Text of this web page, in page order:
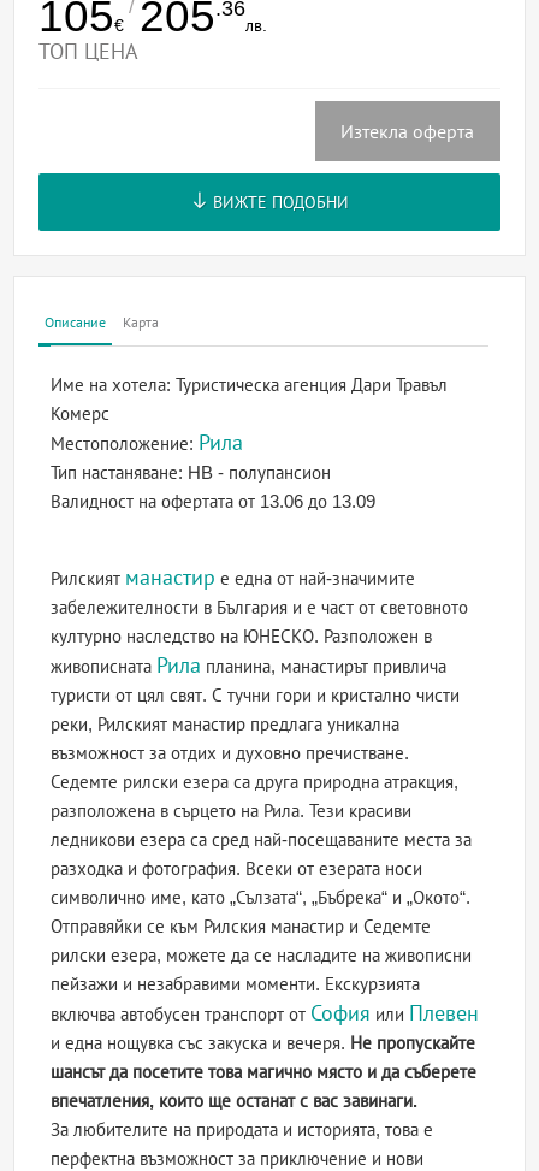
105€
/ 205.36
лв.
ТОП ЦЕНА
Изтекла оферта
ВИЖТЕ ПОДОБНИ
Описание Карта
Име на хотела:Туристическа агенция Дари Травъл
Комерс
Местоположение: Рила
Тип настаняване: HB - полупансион
Валидност на офертатаот 13.06 до 13.09
Рилският манастир е една от най-значимите
забележителности в България и е част от световното
културно наследство на ЮНЕСКО. Разположен в
живописната Рила планина, манастирът привлича
туристи от цял свят. С тучни гори и кристално чисти
реки, Рилският манастир предлага уникална
възможност за отдих и духовно пречистване.
Седемте рилски езера са друга природна атракция,
разположена в сърцето на Рила. Тези красиви
ледникови езера са сред най-посещаваните места за
разходка и фотография. Всеки от езерата носи
символично име, като „Сълзата“, „Бъбрека“ и „Окото“.
Отправяйки се към Рилския манастир и Седемте
рилски езера, можете да се насладите на живописни
пейзажи и незабравими моменти. Екскурзията
включва автобусен транспорт от София или Плевен
и една нощувка със закуска и вечеря. Не пропускайте
шансът да посетите това магично място и да съберете
впечатления, които ще останат с вас завинаги.
За любителите на природата и историята, това е
перфектна възможност за приключение и нови